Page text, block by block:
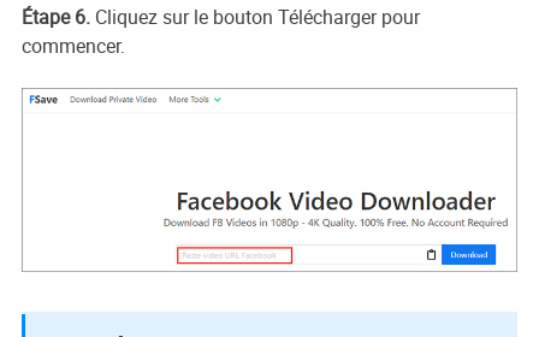
Étape 6.Cliquez sur le bouton Télécharger pour
commencer.